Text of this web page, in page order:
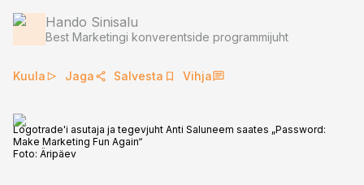
Hando Sinisalu
Best Marketingi konverentside programmijuht
Kuula Jaga Salvesta Vihja
Logotrade'i asutaja ja tegevjuht Anti Saluneem saates „Password:
Make Marketing Fun Again“
Foto: Äripäev